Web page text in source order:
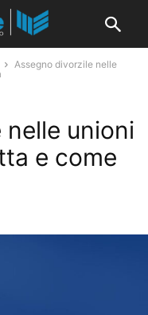
Assegno divorzile nelle
unioni
e come